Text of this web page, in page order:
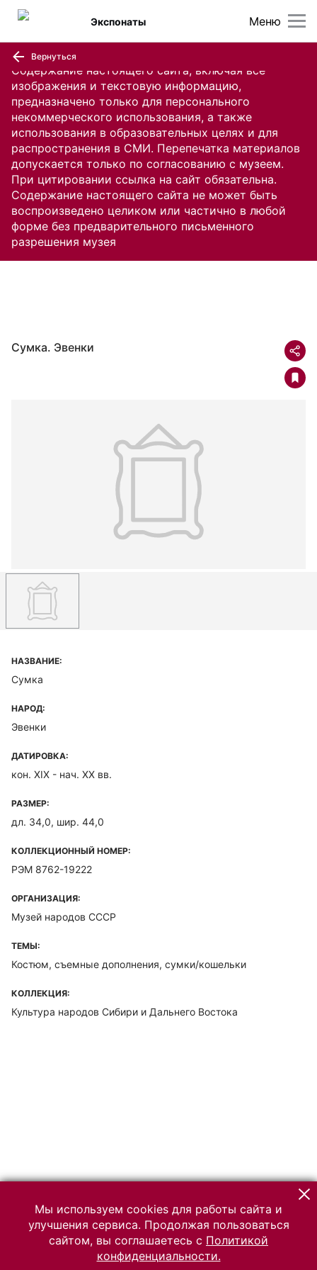
Содержание настоящего сайта, включая все
изображения и текстовую информацию,
предназначено только для персонального
некоммерческого использования, а также
использования в образовательных целях и для
распространения в СМИ. Перепечатка материалов
допускается только по согласованию с музеем.
При цитировании ссылка на сайт обязательна.
Содержание настоящего сайта не может быть
воспроизведено целиком или частично в любой
форме без предварительного письменного
разрешения музея
Меню
Экспонаты
Вернуться
Сумка. Эвенки
НАЗВАНИЕ:
Сумка
НАРОД:
Эвенки
ДАТИРОВКА:
кон. XIX - нач. ХХ вв.
РАЗМЕР:
дл. 34,0, шир. 44,0
КОЛЛЕКЦИОННЫЙ НОМЕР:
РЭМ 8762-19222
ОРГАНИЗАЦИЯ:
Музей народов СССР
ТЕМЫ:
Костюм, съемные дополнения, сумки/кошельки
КОЛЛЕКЦИЯ:
Культура народов Сибири и Дальнего Востока
Мы используем cookies для работы сайта и
улучшения сервиса. Продолжая пользоваться
сайтом, вы соглашаетесь с Политикой
конфиденциальности.